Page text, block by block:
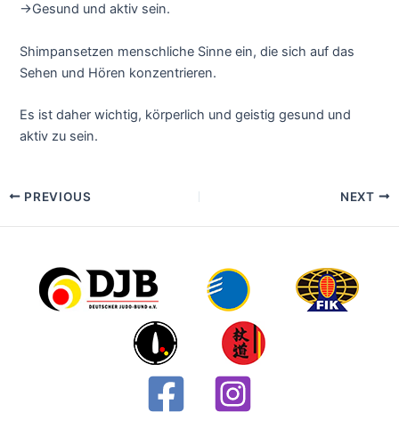
→Gesund und aktiv sein.
Shimpansetzen menschliche Sinne ein, die sich auf das
Sehen und Hören konzentrieren.
Es ist daher wichtig, körperlich und geistig gesund und
aktiv zu sein.
PostPREVIOUS NEXT